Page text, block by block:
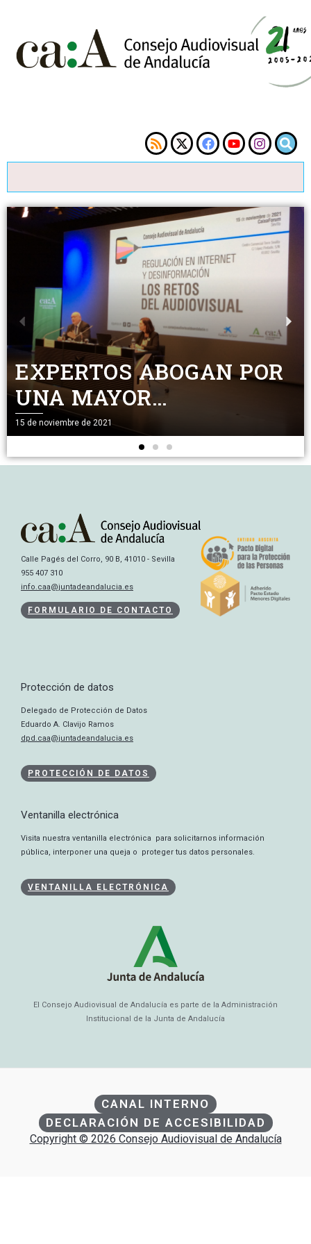
EXPERTOS ABOGAN POR
UNA MAYOR
SUPERVISIÓN DE LOS
NUEVOS CONTENIDOS
AUDIOVISUALES ONLINE
15 de noviembre de 2021
Calle Pagés del Corro, 90 B, 41010 - Sevilla
955 407 310
info.caa@juntadeandalucia.es
FORMULARIO DE CONTACTO
Protección de datos
Delegado de Protección de Datos
Eduardo A. Clavijo Ramos
dpd.caa@juntadeandalucia.es
PROTECCIÓN DE DATOS
Ventanilla electrónica
Visita nuestra ventanilla electrónica para solicitarnos información
pública, interponer una queja o proteger tus datos personales.
VENTANILLA ELECTRÓNICA
El Consejo Audiovisual de Andalucía es parte de la Administración
Institucional de la Junta de Andalucía
CANAL INTERNO
DECLARACIÓN DE ACCESIBILIDAD
Copyright © 2026 Consejo Audiovisual de Andalucía